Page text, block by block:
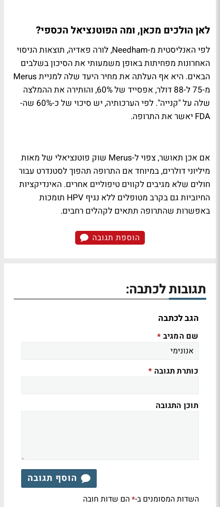
לאן הולכים מכאן, ומה הפוטנציאל הכספי?
לפי האנליסטית מ-Needham, לורה פאדיה, תוצאות הניסוי
האחרונות מפחיתות באופן משמעותי את הסיכון בשלבים
הבאים. היא אף העלתה את מחיר היעד שלה למניית Merus
מ-75 ל-88 דולר, אפסייד של 60%, והותירה את ההמלצה
שלה על "קנייה". לפי הערכותיה, יש סיכוי של כ-60% שה-
FDA יאשר את התרופה.
אם אכן תאושר, צפוי ל-Merus שוק פוטנציאלי של מאות
מיליוני דולרים, במיוחד אם התרופה תהפוך לסטנדרט עבור
חולים שלא מגיבים לקווים טיפוליים אחרים. האינדיקציות
החיוביות גם בקרב מטופלים ללא נגיף HPV תומכות
באפשרות שהתרופה תתאים לקהלים רחבים.
הוספת תגובה
תגובות לכתבה:
הגב לכתבה
שם המגיב *
כותרת תגובה *
תוכן התגובה
הוסף תגובה
השדות המסומנים ב-*הם שדות חובה